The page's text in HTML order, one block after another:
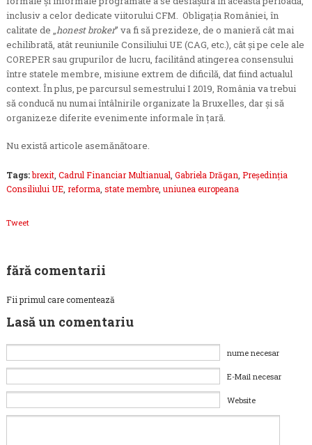
inclusiv a celor dedicate viitorului CFM. Obligația României, în
calitate de „ honest broker” va fi să prezideze, de o manieră cât mai
echilibrată, atât reuniunile Consiliului UE (CAG, etc.), cât și pe cele ale
COREPER sau grupurilor de lucru, facilitând atingerea consensului
între statele membre, misiune extrem de dificilă, dat fiind actualul
context. În plus, pe parcursul semestrului I 2019, România va trebui
să conducă nu numai întâlnirile organizate la Bruxelles, dar și să
organizeze diferite evenimente informale în țară.
Nu există articole asemănătoare.
Tags:brexit, Cadrul Financiar Multianual Gabriela Drăgan Președinția
Consiliului UE, reforma state membre, uniunea europeana
Tweet
fără comentarii
Fii primul care comentează
Lasă un comentariu
nume necesar
E-Mail necesar
Website